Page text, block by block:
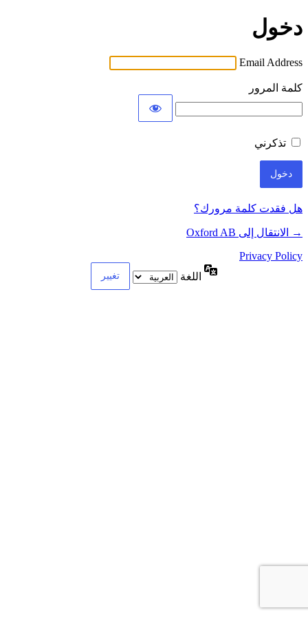
دخول
Email Address
كلمة المرور
تذكرني
هل فقدت كلمة مرورك؟
→ الانتقال إلى Oxford AB
Privacy Policy
اللغة